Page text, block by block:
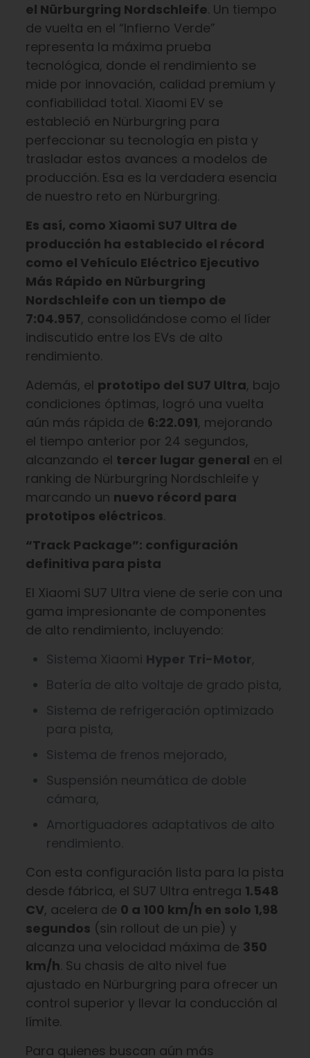
el Nürburgring Nordschleife. Un tiempo
de vuelta en el “Infierno Verde”
representa la máxima prueba
tecnológica, donde el rendimiento se
mide por innovación, calidad premium y
confiabilidad total. Xiaomi EV se
estableció en Nürburgring para
perfeccionar su tecnología en pista y
trasladar estos avances a modelos de
producción. Esa es la verdadera esencia
de nuestro reto en Nürburgring.
Es así, como Xiaomi SU7 Ultra de
producción ha establecido el récord
como el Vehículo Eléctrico Ejecutivo
Más Rápido en Nürburgring
Nordschleife con un tiempo de
7:04.957, consolidándose como el líder
indiscutido entre los EVs de alto
rendimiento.
Además, el prototipo del SU7 Ultra, bajo
condiciones óptimas, logró una vuelta
aún más rápida de 6:22.091, mejorando
el tiempo anterior por 24 segundos,
alcanzando el tercer lugar general en el
ranking de Nürburgring Nordschleife y
marcando un nuevo récord para
prototipos eléctricos.
“Track Package”: configuración
definitiva para pista
El Xiaomi SU7 Ultra viene de serie con una
gama impresionante de componentes
de alto rendimiento, incluyendo:
Sistema Xiaomi Hyper Tri-Motor,
Batería de alto voltaje de grado pista,
Sistema de refrigeración optimizado
para pista,
Sistema de frenos mejorado,
Suspensión neumática de doble
cámara,
Amortiguadores adaptativos de alto
rendimiento.
Con esta configuración lista para la pista
desde fábrica, el SU7 Ultra entrega 1.548
CV, acelera de 0 a 100 km/h en solo 1,98
segundos (sin rollout de un pie) y
alcanza una velocidad máxima de 350
km/h. Su chasis de alto nivel fue
ajustado en Nürburgring para ofrecer un
control superior y llevar la conducción al
límite.
Para quienes buscan aún más